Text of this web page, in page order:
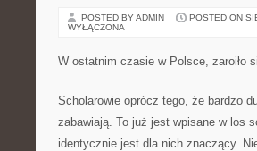
POSTED BY ADMIN POSTED ON
WYŁĄCZONA
W ostatnim czasie w Polsce, zaroiło
Scholarowie oprócz tego, że bardzo
zabawiają. To już jest wpisane w los
identycznie jest dla nich znaczący.